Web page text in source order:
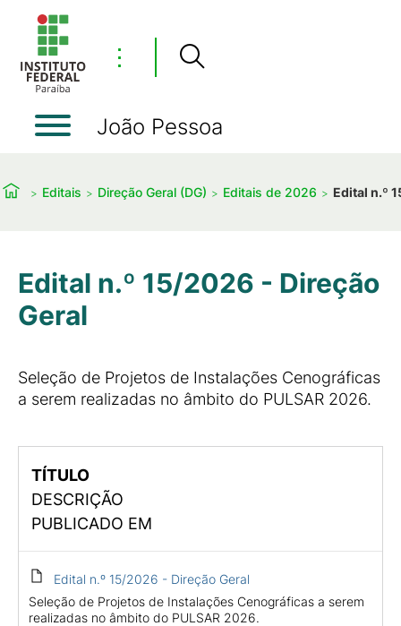
⋮
João Pessoa
Editais Direção Geral (DG) Editais de 2026 Edital n.º
Edital n.º 15/2026 - Direção
Geral
Seleção de Projetos de Instalações Cenográficas
a serem realizadas no âmbito do PULSAR 2026.
TÍTULO
DESCRIÇÃO
PUBLICADO EM
Edital n.º 15/2026 - Direção Geral
Seleção de Projetos de Instalações Cenográficas a serem
realizadas no âmbito do PULSAR 2026.